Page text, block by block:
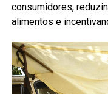
consumidores,
alimentos e